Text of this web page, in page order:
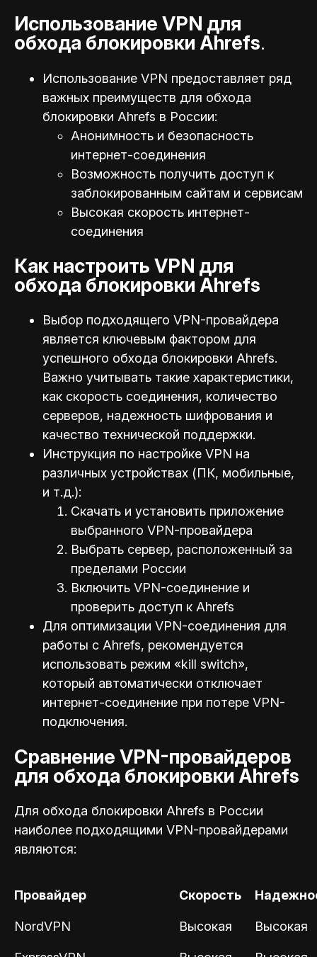
Использование VPN для
обхода блокировки Ahrefs.
Использование VPN предоставляет ряд
важных преимуществ для обхода
блокировки Ahrefs в России:
Анонимность и безопасность
интернет-соединения
Возможность получить доступ к
заблокированным сайтам и сервисам
Высокая скорость интернет-
соединения
Как настроить VPN для
обхода блокировки Ahrefs
Выбор подходящего VPN-провайдера
является ключевым фактором для
успешного обхода блокировки Ahrefs.
Важно учитывать такие характеристики,
как скорость соединения, количество
серверов, надежность шифрования и
качество технической поддержки.
Инструкция по настройке VPN на
различных устройствах (ПК, мобильные,
и т.д.):
Скачать и установить приложение
выбранного VPN-провайдера
Выбрать сервер, расположенный за
пределами России
Включить VPN-соединение и
проверить доступ к Ahrefs
Для оптимизации VPN-соединения для
работы с Ahrefs, рекомендуется
использовать режим «kill switch»,
который автоматически отключает
интернет-соединение при потере VPN-
подключения.
Сравнение VPN-провайдеров
для обхода блокировки Ahrefs
Для обхода блокировки Ahrefs в России
наиболее подходящими VPN-провайдерами
являются:
Провайдер Скорость
NordVPN Высокая Высокая